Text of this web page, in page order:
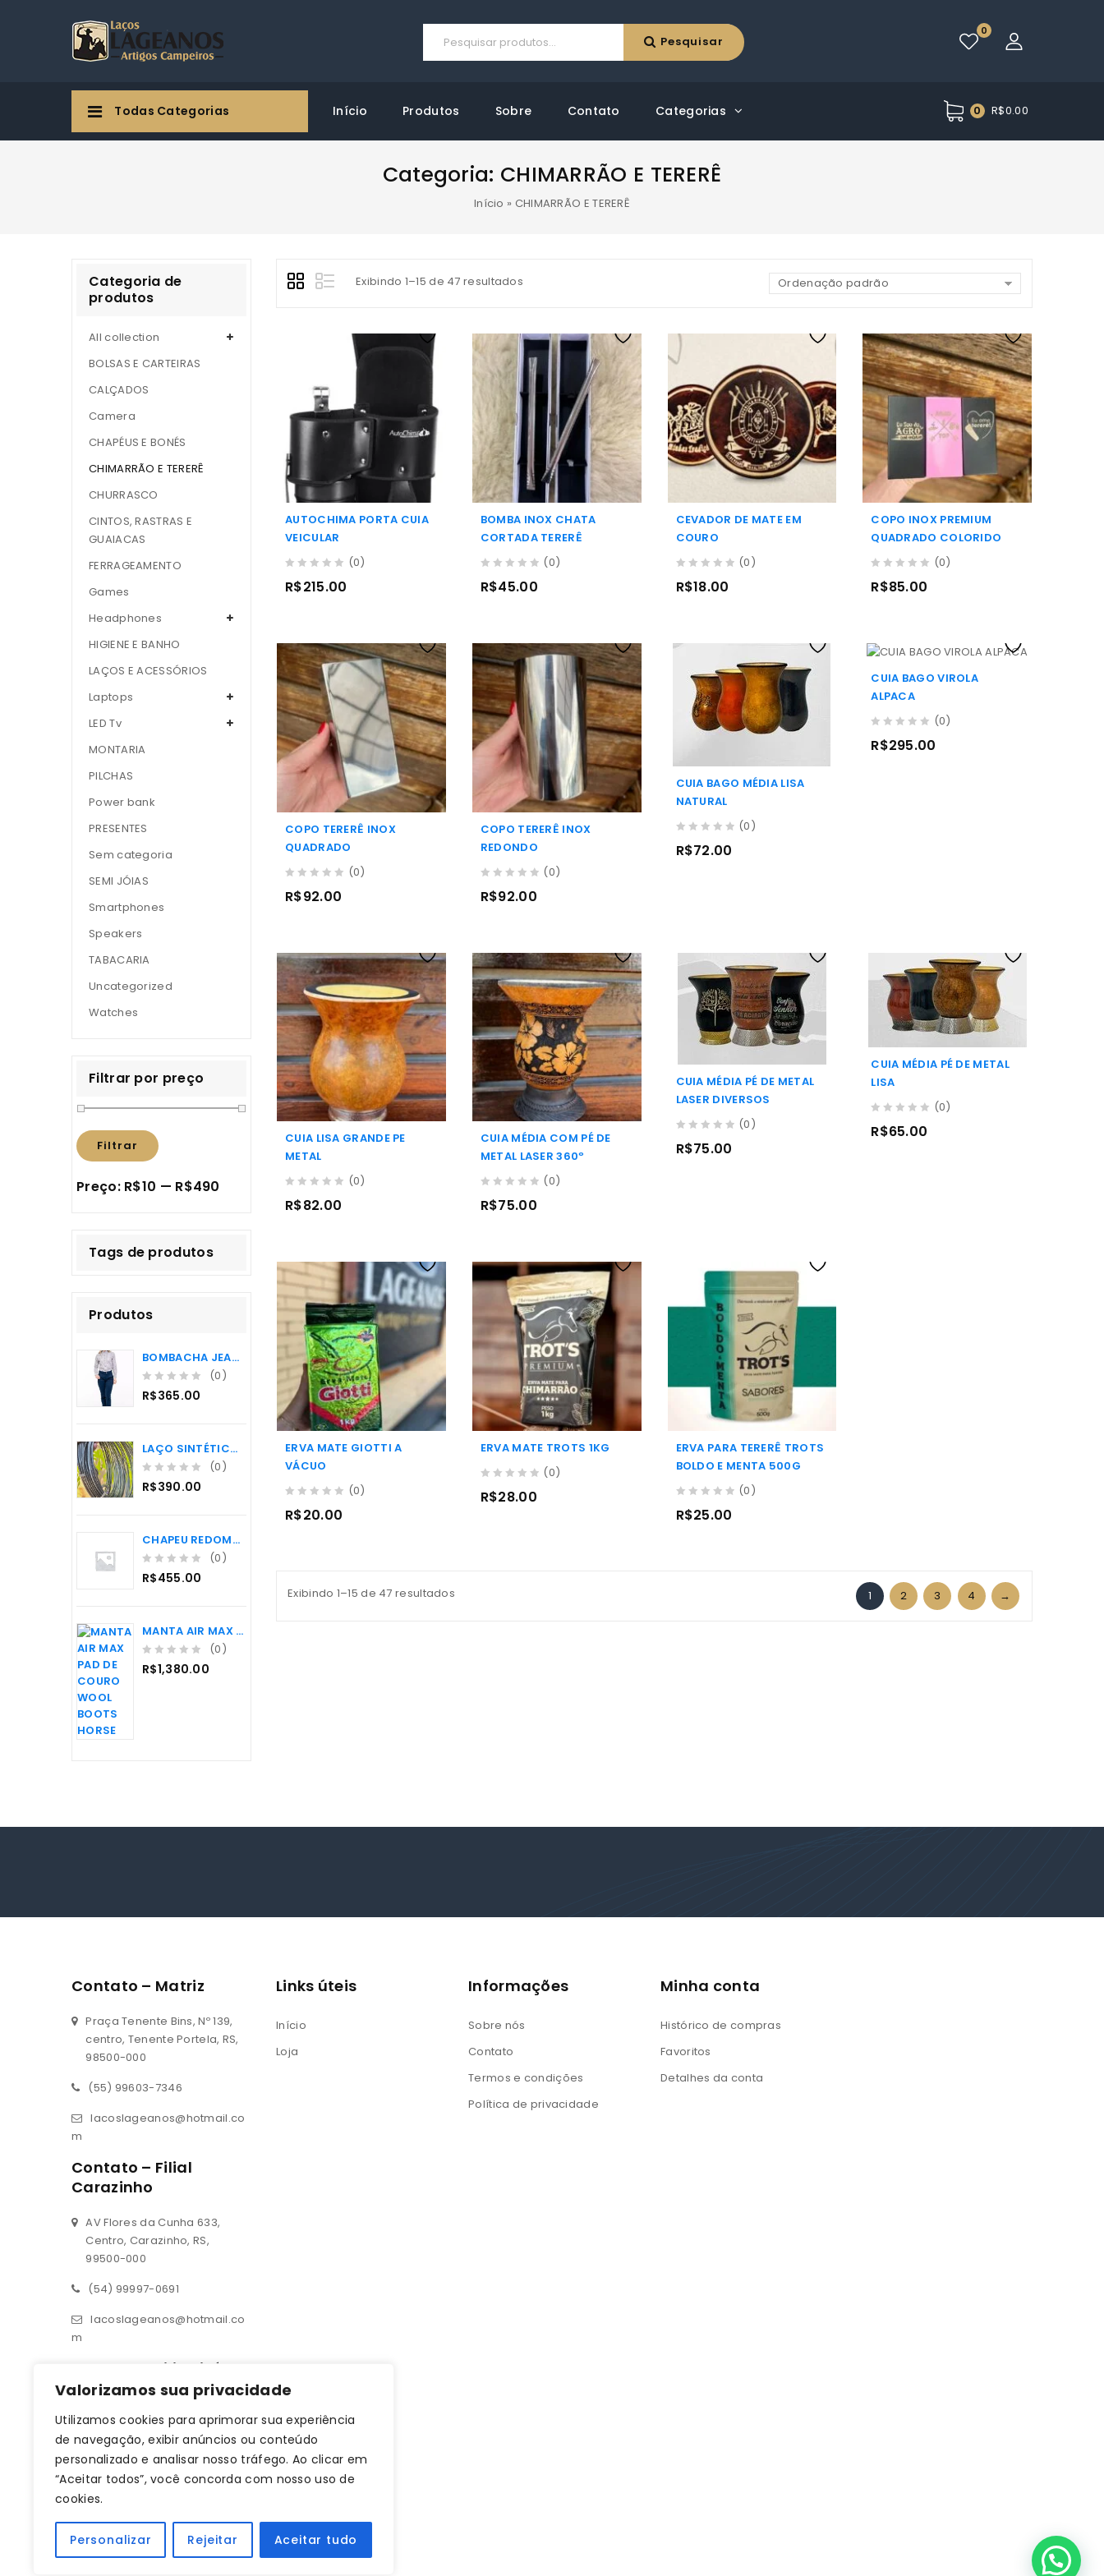
Valorizamos sua privacidade
Utilizamos cookies para aprimorar sua experiência
de navegação, exibir anúncios ou conteúdo
personalizado e analisar nosso tráfego. Ao clicar em
“Aceitar todos”, você concorda com nosso uso de
cookies.
Personalizar Rejeitar Aceitar tudo
Pesquisar
0
Todas Categorias Início Produtos Sobre Contato Categorias 0 R$0.00
Categoria: CHIMARRÃO E TERERÊ
Início » CHIMARRÃO E TERERÊ
Exibindo 1–15 de 47 resultados Ordenação padrão
AUTOCHIMA PORTA CUIA
VEICULAR
out
(0)
R$215.00
BOMBA INOX CHATA
CORTADA TERERÊ
out
(0)
R$45.00
CEVADOR DE MATE EM
COURO
out
(0)
R$18.00
COPO INOX PREMIUM
QUADRADO COLORIDO
out
(0)
R$85.00
COPO TERERÊ INOX
QUADRADO
out
(0)
R$92.00
COPO TERERÊ INOX
REDONDO
out
(0)
R$92.00
CUIA BAGO MÉDIA LISA
NATURAL
out
(0)
R$72.00
CUIA BAGO VIROLA
ALPACA
out
(0)
R$295.00
CUIA LISA GRANDE PE
METAL
out
(0)
R$82.00
CUIA MÉDIA COM PÉ DE
METAL LASER 360º
out
(0)
R$75.00
CUIA MÉDIA PÉ DE METAL
LASER DIVERSOS
out
(0)
R$75.00
CUIA MÉDIA PÉ DE METAL
LISA
out
(0)
R$65.00
ERVA MATE GIOTTI A
VÁCUO
out
(0)
R$20.00
ERVA MATE TROTS 1KG
out
(0)
R$28.00
ERVA PARA TERERÊ TROTS
BOLDO E MENTA 500G
out
(0)
R$25.00
1 2 3 4 →
Exibindo 1–15 de 47 resultados
Categoria de
produtos
All collection
BOLSAS E CARTEIRAS
CALÇADOS
Camera
CHAPÉUS E BONÉS
CHIMARRÃO E TERERÊ
CHURRASCO
CINTOS, RASTRAS E
GUAIACAS
FERRAGEAMENTO
Games
Headphones
HIGIENE E BANHO
LAÇOS E ACESSÓRIOS
Laptops
LED Tv
MONTARIA
PILCHAS
Power bank
PRESENTES
Sem categoria
SEMI JÓIAS
Smartphones
Speakers
TABACARIA
Uncategorized
Watches
Filtrar por preço
Filtrar
Preço: R$10 — R$490
Tags de produtos
Produtos
BOMBACHA JEANS FEMININA DE FAVO PAMPA SUL
o
f
(0)
R$365.00
LAÇO SINTÉTICO ROLHA PREMIUM
o
f
(0)
R$390.00
CHAPEU REDOMAO PRETO ABA 10 - 55
o
f
(0)
R$455.00
MANTA AIR MAX PAD DE COURO WOOL BOOTS HORSE
(0)
R$1,380.00
Contato – Matriz
Praça Tenente Bins, Nº 139,
centro, Tenente Portela, RS,
98500-000
(55) 99603-7346
lacoslageanos@hotmail.co
m
Contato – Filial
Carazinho
AV Flores da Cunha 633,
Centro, Carazinho, RS,
99500-000
(54) 99997-0691
lacoslageanos@hotmail.co
m
Contato – Filial Ijuí
Rua 14 de julho 190, sala 01
Centro, Ijuí, RS, 98700-000
(55) 93619-1709
lacoslageanos@hotmail.co
m
CNPJ: 33.470.401/0001-64
Links úteis
Início
Loja
Informações
Sobre nós
Contato
Termos e condições
Política de privacidade
Minha conta
Histórico de compras
Favoritos
Detalhes da conta